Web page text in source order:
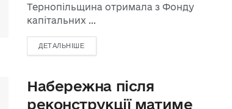
Тернопільщина отримала з Фонду
капітальних ...
ДЕТАЛЬНІШЕ
Набережна після
реконструкції матиме